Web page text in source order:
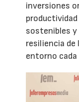
inversiones
sostenibles
resiliencia de
entorno